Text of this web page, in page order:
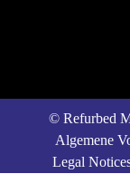
© Refurbed
Algemene
Legal